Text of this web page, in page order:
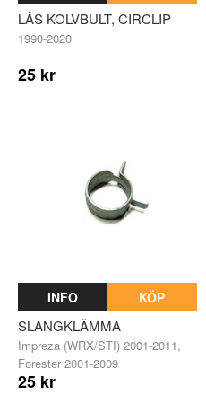
LÅS KOLVBULT, CIRCLIP
1990-2020
25 kr
INFO KÖP
SLANGKLÄMMA
Impreza (WRX/STI) 2001-2011,
Forester 2001-2009
25 kr